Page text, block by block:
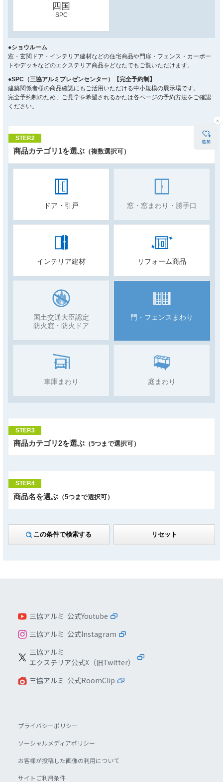
四国
SPC
●ショウルーム
窓・玄関ドア・インテリア建材などの住宅商品や門扉・フェンス・カーポー
トやデッキなどのエクステリア商品をどなたでもご覧いただけます。
●SPC（三協アルミプレゼンセンター）【完全予約制】
建築関係者様の商品確認にもご活用いただける中小規模の展示場です。
完全予約制のため、ご見学を希望されるかたは各ページの予約方法をご確認
ください。
STEP.2
商品カテゴリ1を選ぶ （複数選択可）
ドア・引戸 窓・窓まわり・勝手口
インテリア建材 リフォーム商品
国土交通大臣認定
防火窓・防火ドア
門・フェンスまわり
車庫まわり 庭まわり
STEP.3
商品カテゴリ2を選ぶ （5つまで選択可）
STEP.4
商品名を選ぶ （5つまで選択可）
この条件で検索する リセット
三協アルミ 公式Youtube
三協アルミ 公式Instagram
三協アルミ
エクステリア公式X（旧Twitter）
三協アルミ 公式RoomClip
プライバシーポリシー
ソーシャルメディアポリシー
お客様が投稿した画像の利用について
サイトご利用条件